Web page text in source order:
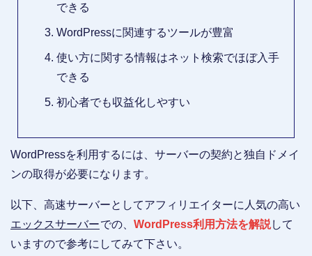
できる
WordPressに関連するツールが豊富
使い方に関する情報はネット検索でほぼ入手
できる
初心者でも収益化しやすい
WordPressを利用するには、サーバーの契約と独自ドメイ
ンの取得が必要になります。
以下、高速サーバーとしてアフィリエイターに人気の高い
エックスサーバーでの、 WordPress利用方法を解説して
いますので参考にしてみて下さい。